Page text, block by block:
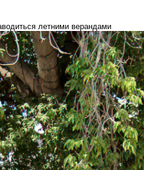
летними верандами